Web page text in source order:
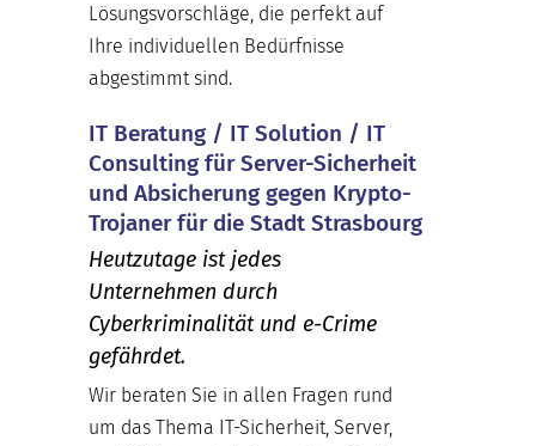
Lösungsvorschläge, die perfekt auf
Ihre individuellen Bedürfnisse
abgestimmt sind.
IT Beratung / IT Solution / IT
Consulting für Server-Sicherheit
und Absicherung gegen Krypto-
Trojaner für die Stadt Strasbourg
Heutzutage ist jedes
Unternehmen durch
Cyberkriminalität und e-Crime
gefährdet.
Wir beraten Sie in allen Fragen rund
um das Thema IT-Sicherheit, Server,